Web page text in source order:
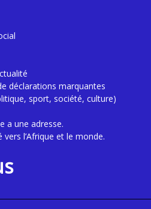
déclarations marquantes
sport, société, culture)
a une adresse.
l’Afrique et le monde.